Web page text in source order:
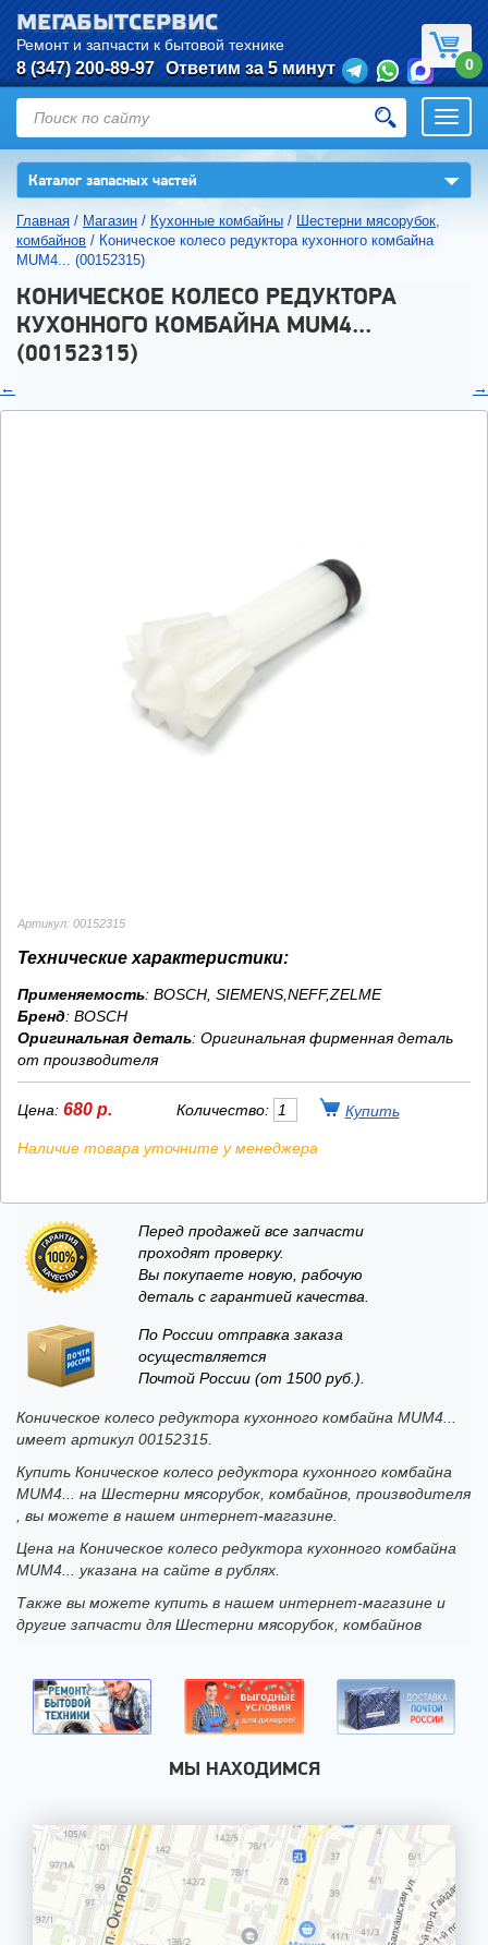
МЕГАБЫТСЕРВИС
Ремонт и запчасти к бытовой технике
8 (347) 200-89-97 Ответим за 5 минут 0
Каталог запасных частей ▼
Главная / Магазин / Кухонные комбайны / Шестерни мясорубок,
комбайнов / Коническое колесо редуктора кухонного комбайна
MUM4... (00152315)
КОНИЧЕСКОЕ КОЛЕСО РЕДУКТОРА
КУХОННОГО КОМБАЙНА MUM4...
(00152315)
← →
Артикул: 00152315
Технические характеристики:
Применяемость: BOSCH, SIEMENS,NEFF,ZELME
Бренд: BOSCH
Оригинальная деталь: Оригинальная фирменная деталь
от производителя
Цена: 680 р. Количество:
Наличие товара уточните у менеджера
Перед продажей все запчасти
проходят проверку.
Вы покупаете новую, рабочую
деталь с гарантией качества.
По России отправка заказа
осуществляется
Почтой России (от 1500 руб.).
Коническое колесо редуктора кухонного комбайна MUM4...
имеет артикул 00152315.
Купить Коническое колесо редуктора кухонного комбайна
MUM4... на Шестерни мясорубок, комбайнов, производителя
, вы можете в нашем интернет-магазине.
Цена на Коническое колесо редуктора кухонного комбайна
MUM4... указана на сайте в рублях.
Также вы можете купить в нашем интернет-магазине и
другие запчасти для Шестерни мясорубок, комбайнов
МЫ НАХОДИМСЯ